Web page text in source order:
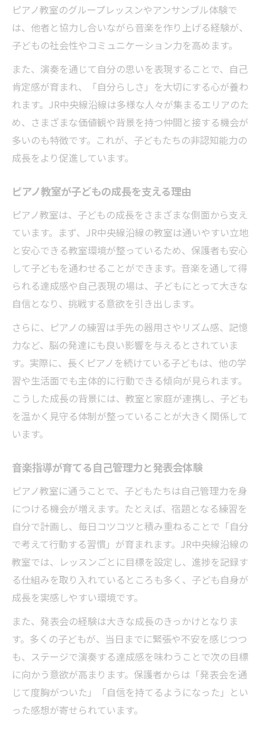
ピアノ教室のグループレッスンやアンサンブル体験で
は、他者と協力し合いながら音楽を作り上げる経験が、
子どもの社会性やコミュニケーション力を高めます。
また、演奏を通じて自分の思いを表現することで、自己
肯定感が育まれ、「自分らしさ」を大切にする心が養わ
れます。JR中央線沿線は多様な人々が集まるエリアのた
め、さまざまな価値観や背景を持つ仲間と接する機会が
多いのも特徴です。これが、子どもたちの非認知能力の
成長をより促進しています。
ピアノ教室が子どもの成長を支える理由
ピアノ教室は、子どもの成長をさまざまな側面から支え
ています。まず、JR中央線沿線の教室は通いやすい立地
と安心できる教室環境が整っているため、保護者も安心
して子どもを通わせることができます。音楽を通して得
られる達成感や自己表現の場は、子どもにとって大きな
自信となり、挑戦する意欲を引き出します。
さらに、ピアノの練習は手先の器用さやリズム感、記憶
力など、脳の発達にも良い影響を与えるとされていま
す。実際に、長くピアノを続けている子どもは、他の学
習や生活面でも主体的に行動できる傾向が見られます。
こうした成長の背景には、教室と家庭が連携し、子ども
を温かく見守る体制が整っていることが大きく関係して
います。
音楽指導が育てる自己管理力と発表会体験
ピアノ教室に通うことで、子どもたちは自己管理力を身
につける機会が増えます。たとえば、宿題となる練習を
自分で計画し、毎日コツコツと積み重ねることで「自分
で考えて行動する習慣」が育まれます。JR中央線沿線の
教室では、レッスンごとに目標を設定し、進捗を記録す
る仕組みを取り入れているところも多く、子ども自身が
成長を実感しやすい環境です。
また、発表会の経験は大きな成長のきっかけとなりま
す。多くの子どもが、当日までに緊張や不安を感じつつ
も、ステージで演奏する達成感を味わうことで次の目標
に向かう意欲が高まります。保護者からは「発表会を通
じて度胸がついた」「自信を持てるようになった」とい
った感想が寄せられています。